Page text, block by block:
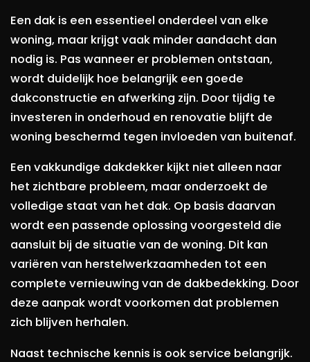
Een dak is een essentieel onderdeel van elke
woning, maar krijgt vaak minder aandacht dan
nodig is. Pas wanneer er problemen ontstaan,
wordt duidelijk hoe belangrijk een goede
dakconstructie en afwerking zijn. Door tijdig te
investeren in onderhoud en renovatie blijft de
woning beschermd tegen invloeden van buitenaf.
Een vakkundige dakdekker kijkt niet alleen naar
het zichtbare probleem, maar onderzoekt de
volledige staat van het dak. Op basis daarvan
wordt een passende oplossing voorgesteld die
aansluit bij de situatie van de woning. Dit kan
variëren van herstelwerkzaamheden tot een
complete vernieuwing van de dakbedekking. Door
deze aanpak wordt voorkomen dat problemen
zich blijven herhalen.
Naast technische kennis is ook service belangrijk.